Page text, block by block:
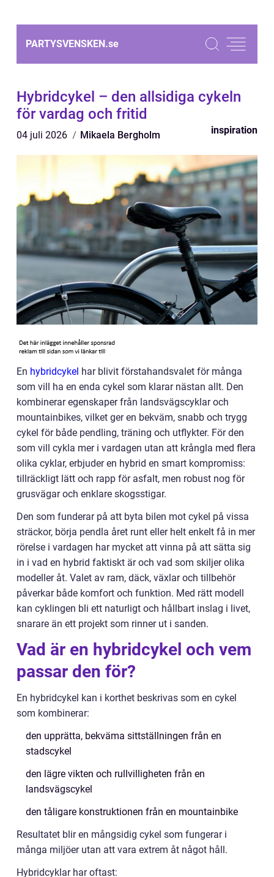
PARTYSVENSKEN.se
Hybridcykel – den allsidiga cykeln
för vardag och fritid
04 juli 2026 Mikaela Bergholm inspiration
En hybridcykel har blivit förstahandsvalet för många
som vill ha en enda cykel som klarar nästan allt. Den
kombinerar egenskaper från landsvägscyklar och
mountainbikes, vilket ger en bekväm, snabb och trygg
cykel för både pendling, träning och utflykter. För den
som vill cykla mer i vardagen utan att krångla med flera
olika cyklar, erbjuder en hybrid en smart kompromiss:
tillräckligt lätt och rapp för asfalt, men robust nog för
grusvägar och enklare skogsstigar.
Den som funderar på att byta bilen mot cykel på vissa
sträckor, börja pendla året runt eller helt enkelt få in mer
rörelse i vardagen har mycket att vinna på att sätta sig
in i vad en hybrid faktiskt är och vad som skiljer olika
modeller åt. Valet av ram, däck, växlar och tillbehör
påverkar både komfort och funktion. Med rätt modell
kan cyklingen bli ett naturligt och hållbart inslag i livet,
snarare än ett projekt som rinner ut i sanden.
Vad är en hybridcykel och vem
passar den för?
En hybridcykel kan i korthet beskrivas som en cykel
som kombinerar:
den upprätta, bekväma sittställningen från en
stadscykel
den lägre vikten och rullvilligheten från en
landsvägscykel
den tåligare konstruktionen från en mountainbike
Resultatet blir en mångsidig cykel som fungerar i
många miljöer utan att vara extrem åt något håll.
Hybridcyklar har oftast: